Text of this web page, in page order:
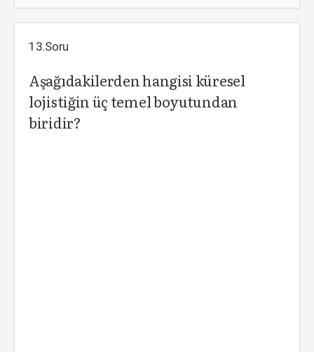
13.Soru
Aşağıdakilerden hangisi küresel
lojistiğin üç temel boyutundan
biridir?